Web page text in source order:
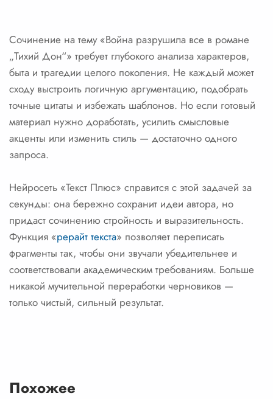
Сочинение на тему «Война разрушила все в романе
„Тихий Дон“» требует глубокого анализа характеров,
быта и трагедии целого поколения. Не каждый может
сходу выстроить логичную аргументацию, подобрать
точные цитаты и избежать шаблонов. Но если готовый
материал нужно доработать, усилить смысловые
акценты или изменить стиль — достаточно одного
запроса.
Нейросеть «Текст Плюс» справится с этой задачей за
секунды: она бережно сохранит идеи автора, но
придаст сочинению стройность и выразительность.
Функция «рерайт текста» позволяет переписать
фрагменты так, чтобы они звучали убедительнее и
соответствовали академическим требованиям. Больше
никакой мучительной переработки черновиков —
только чистый, сильный результат.
Похожее